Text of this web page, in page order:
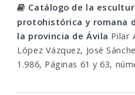
Catálogo de la
protohistórica y romana
la provincia de Ávila Pilar
López Vázquez, José
1.986, Páginas 61 y 63,